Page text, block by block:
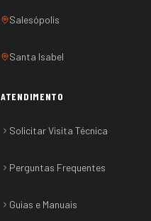
Salesópolis
Santa Isabel
ATENDIMENTO
Solicitar Visita Técnica
Perguntas Frequentes
Guias e Manuais